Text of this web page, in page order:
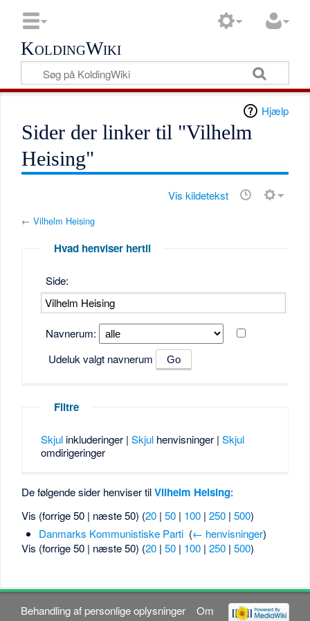
KoldingWiki
Hjælp
Sider der linker til "Vilhelm
Heising"
Vis kildetekst
←Vilhelm Heising
Hvad henviser hertil
Side:
Navnerum:
Udeluk valgt navnerum
Filtre
Skjulinkluderinger | Skjulhenvisninger | Skjul
omdirigeringer
De følgende sider henviser tilVilhelm Heising:
Vis (forrige 50 | næste 50) (20 |50 | 100 |250 |500)
Danmarks Kommunistiske Parti‎ (← henvisninger)
Vis (forrige 50 | næste 50) (20 |50 | 100 |250 |500)
Behandling af personlige oplysninger
Om